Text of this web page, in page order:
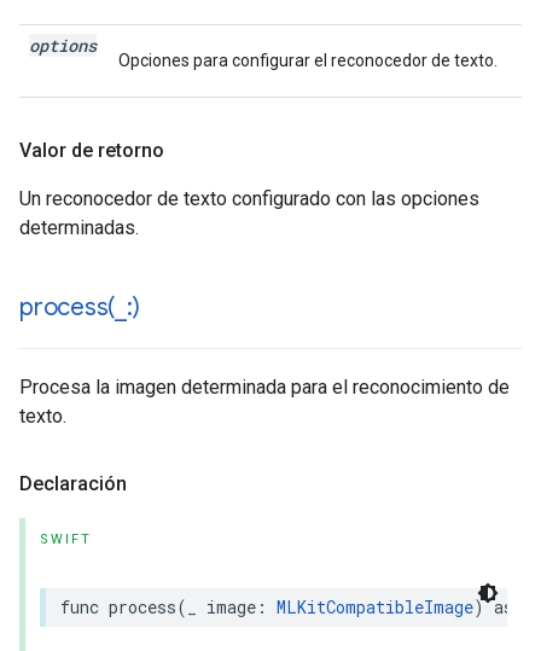
options
Opciones para configurar el reconocedor de texto.
Valor de retorno
Un reconocedor de texto configurado con las opciones
determinadas.
process( :)
Procesa la imagen determinada para el reconocimiento de
texto.
Declaración
SWIFT
func process( image : MLKitCompatibleImage) async